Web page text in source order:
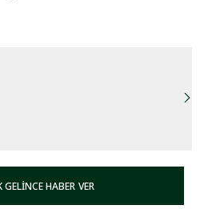
HABER VER